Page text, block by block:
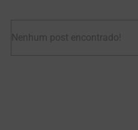
Nenhum post encontrado!